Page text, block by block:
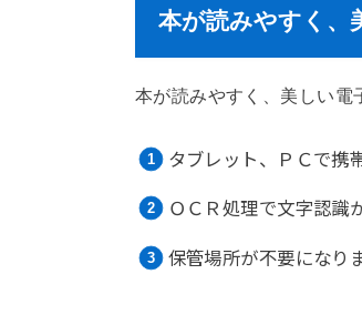
本が読みやすく、
本が読みやすく、美しい電
タブレット、ＰＣで携
ＯＣＲ処理で文字認識
保管場所が不要になりま